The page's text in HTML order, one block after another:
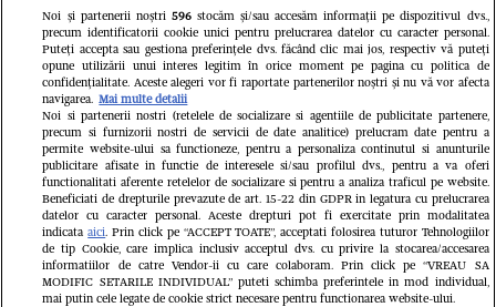
Citește în continuare
Noi și partenerii noștri 596stocăm și/sau accesăm informații pe dispozitivul dvs.,
precum identificatorii cookie unici pentru prelucrarea datelor cu caracter personal.
Puteți accepta sau gestiona preferințele dvs. făcând clic mai jos, respectiv vă puteți
opune utilizării unui interes legitim în orice moment pe pagina cu politica de
confidențialitate. Aceste alegeri vor fi raportate partenerilor noștri și nu vă vor afecta
navigarea. Mai multe detalii
Noi si partenerii nostri (retelele de socializare si agentiile de publicitate partenere,
precum si furnizorii nostri de servicii de date analitice) prelucram date pentru a
permite website-ului sa functioneze, pentru a personaliza continutul si anunturile
publicitare afisate in functie de interesele si/sau profilul dvs., pentru a va oferi
functionalitati aferente retelelor de socializare si pentru a analiza traficul pe website.
Beneficiati de drepturile prevazute de art. 15-22 din GDPR in legatura cu prelucrarea
datelor cu caracter personal. Aceste drepturi pot fi exercitate prin modalitatea
indicataaici. Prin click pe “ACCEPT TOATE”, acceptati folosirea tuturor Tehnologiilor
de tip Cookie, care implica inclusiv acceptul dvs. cu privire la stocarea/accesarea
informatiilor de catre Vendor-ii cu care colaboram. Prin click pe “VREAU SA
MODIFIC SETARILE INDIVIDUAL” puteti schimba preferintele in mod individual,
mai putin cele legate de cookie strict necesare pentru functionarea website-ului.